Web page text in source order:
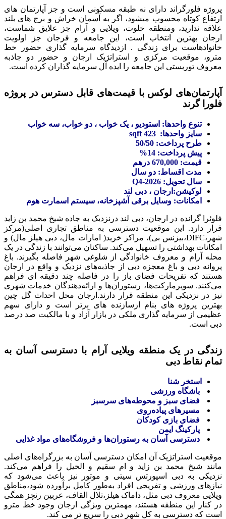
پروژه فلورگراند دارای نه طبقه مسکونی است و جز آپارتمان های
ارتفاع کوتاه محسوب میشود، اگر به آسمان خراش و برج های بلند
علاقه ندارید، ومنطقه خلوت، ویلایی و آرام جز علایق شماست،
ارجان بهترین انتخاب است، این جامعه و فرجان جز اولویت
خانوادهاست برای زندگی . ازدیدگاه سرمایه گذاری حضور خط
مترو، موقعیت مرکزی و استراتژیک ارجان و حضور دو جاذبه
معروف توریستی این جامعه را ایده آل سرمایه گذاران کرده است.
آپارتمان‌های لوکس با قیمت‌های قابل دسترس در پروژه
فلورا گرند
تنوع واحدها: استودیو ، یک خواب ، دو خواب، سه خواب
سایز واحدها: 423 sqft
طرح پرداخت: 50/50
پیش پرداخت: 14%
قیمت: 670,000 درهم
مدت اقساط: دو سال
سال تحویل: Q4-2026
لوکیشن:ارجان ، دبی لند
امکانات: وسایل برقی آشپزخانه، سیستم اسمارت هوم
فلوئرا گرانده در ارجان، دبی لند درنزدیک به جاده شیخ محمد بن زاید
قرار دارد. این موقعیت دسترسی به مناطق تجاری اصلی(مرکز
شهر،DIFC،بیزنس بی)، مراکز خرید( امارات مال، دبی هیلز مال) و
امکانات بهداشتی را تسهیل می‌کند. ساکنان می‌توانند با زندگی در یک
محله آرام و معروف خانوادگی از شلوغی شهر فاصله بگیرند. باغ
پروانه دبی و باغ معجزه دبی از جاذبه‌های نزدیک و واقع در ارجان
هستند که تفریحات فضای باز را در فاصله چند دقیقه ای فراهم
می‌کنند. سوپرمارکت‌ها، رستوران‌ها و ارائه‌دهندگان خدمات شهری
نیز در نزدیکی این منطقه قرار دارند.ارجان محل احداث گل چین
بهترین پروژه های بنام ازسازنده های برتر است و دارای سهم
عظیمی از سرمایه گذاری ملکی در بازار آزاد و با مالکیت صد درصد
دبی است.
زندگی در یک منطقه ویلایی آرام با دسترسی آسان به
تمام نقاط دبی
استخر شنا
باشگاه ورزشی
فضای سبز و محوطه‌های سرسبز
مسیرهای پیاده‌روی
فضای بازی کودکان
پارکینگ ایمن
دسترسی آسان به رستوران‌ها و فروشگاه‌های مواد غذایی
موقعیت استراتژیک آن امکان دسترسی آسان به بزرگراه‌های اصلی
مانند شیخ محمد بن زاید و ام سقیم و الخیل را فراهم می‌کند.
نزدیکی به دبی اسپورتس سیتی و موتور نیز باعث می‌شود که
نیازهای ورزشی و تفریحی افراد به‌طور کامل برآورده شود،مناطق
ویلایی معروف دبی مثل، داماک هیلز،تلال القاف، عربین رنچز همگی
در کنار این منطقه هستند، مهمترین ویژگی ارجان وجود خط مترو
است که دسترسی به کل شهر دبی را سریع تر می کند.